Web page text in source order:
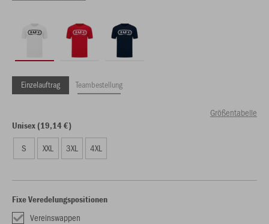
Einzelauftrag Teambestellung
Größentabelle
Unisex (19,14 €)
S XXL 3XL 4XL
Fixe Veredelungspositionen
Vereinswappen